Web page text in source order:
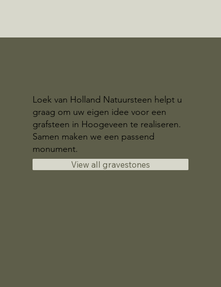
Loek van Holland Natuursteen helpt u
graag om uw eigen idee voor een
grafsteen in Hoogeveen te realiseren.
Samen maken we een passend
monument.
View all gravestones